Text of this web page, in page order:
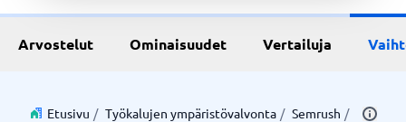
Arvostelut Ominaisuudet Vertailuja
Etusivu / Työkalujen ympäristövalvonta / Semrush /